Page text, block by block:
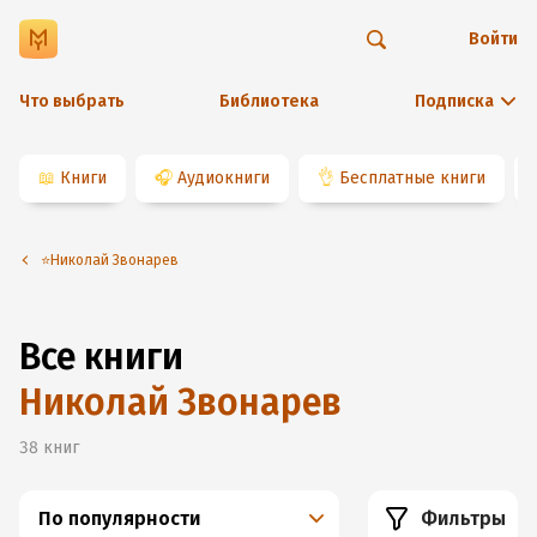
Что выбрать Библиотека Подписка
Войти
📖 Книги 🎧 Аудиокниги 👌 Бесплатные книги
⭐️Николай Звонарев
Все книги
Николай Звонарев
38 книг
По популярности Фильтры